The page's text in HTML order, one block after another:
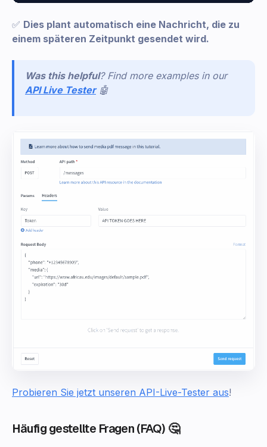
✅ Dies plant automatisch eine Nachricht, die zu
einem späteren Zeitpunkt gesendet wird.
Was this helpful? Find more examples in our
API Live Tester 🤖
Probieren Sie jetzt unseren API-Live-Tester aus!
Häufig gestellte Fragen (FAQ) 🤔